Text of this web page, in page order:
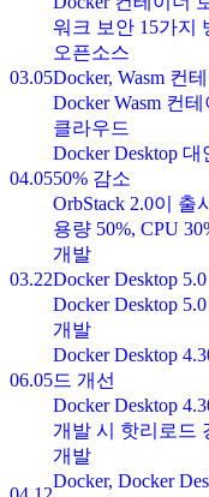
워크 보안 15가지
03.05
오픈소스
Docker, Wasm 컨
Docker Wasm 컨
04.05
클라우드
Docker Desktop
50% 감소
OrbStack 2.0이 출
용량 50%, CPU
03.22
개발
Docker Desktop
Docker Desktop
06.05
개발
Docker Desktop
드 개선
Docker Desktop
개발 시 핫리로드
개발
Docker, Docker